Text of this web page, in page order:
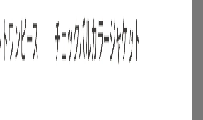
選
2026.07.16